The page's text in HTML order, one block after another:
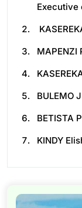
Executive
MAPENZI
BULEMO
BETISTA
KINDY